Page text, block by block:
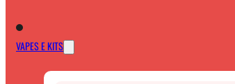
VAPES E KITS